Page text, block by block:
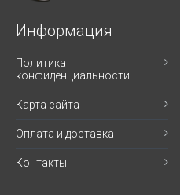
Информация
Политика
конфиденциальности
Карта сайта
Оплата и доставка
Контакты